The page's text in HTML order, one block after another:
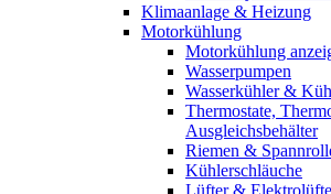
Klimaanlage & Heizung
Motorkühlung
Motorkühlung
Wasserpumpen
Wasserkühler &
Thermostate,
Ausgleichsbehälter
Riemen &
Kühlerschläuche
Lüfter &